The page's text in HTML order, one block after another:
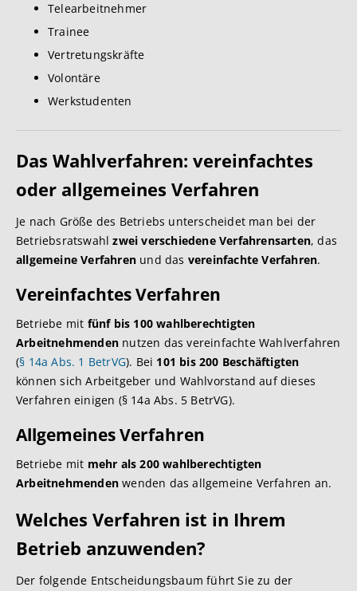
Telearbeitnehmer
Trainee
Vertretungskräfte
Volontäre
Werkstudenten
Das Wahlverfahren: vereinfachtes
oder allgemeines Verfahren
Je nach Größe des Betriebs unterscheidet man bei der
Betriebsratswahlzwei verschiedene Verfahrensarten, das
allgemeine Verfahren und das vereinfachte Verfahren.
Vereinfachtes Verfahren
Betriebe mit fünf bis 100 wahlberechtigten
Arbeitnehmenden nutzen das vereinfachte Wahlverfahren
(§ 14a Abs. 1 BetrVG). Bei 101 bis 200 Beschäftigten
können sich Arbeitgeber und Wahlvorstand auf dieses
Verfahren einigen (§ 14a Abs. 5 BetrVG).
Allgemeines Verfahren
Betriebe mit mehr als 200 wahlberechtigten
Arbeitnehmenden wenden das allgemeine Verfahren an.
Welches Verfahren ist in Ihrem
Betrieb anzuwenden?
Der folgende Entscheidungsbaum führt Sie zu der